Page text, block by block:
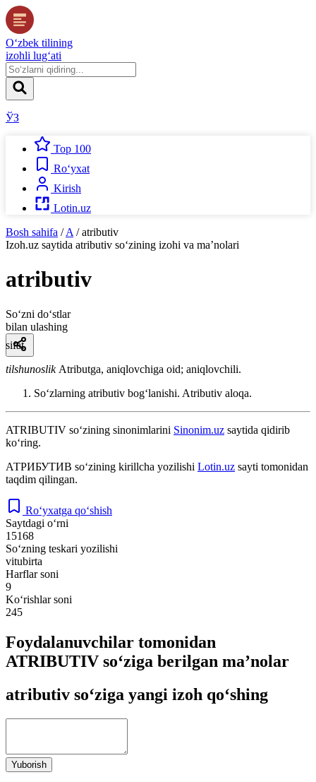
O‘zbek tilining
izohli lug‘ati
ЎЗ
Top 100
Ro‘yxat
Kirish
Lotin.uz
Bosh sahifa / A / atributiv
Izoh.uz saytida atributiv so‘zining izohi va ma’nolari
atributiv
So‘zni do‘stlar
bilan ulashing
sifat
tilshunoslik Atributga, aniqlovchiga oid; aniqlovchili.
Soʻzlarning atributiv bogʻlanishi. Atributiv aloqa.
ATRIBUTIV so‘zining sinonimlarini Sinonim.uz saytida qidirib
ko‘ring.
АТРИБУТИВ so‘zining kirillcha yozilishi Lotin.uz sayti tomonidan
taqdim qilingan.
Ro‘yxatga qo‘shish
Saytdagi o‘rni
15168
So‘zning teskari yozilishi
vitubirta
Harflar soni
9
Ko‘rishlar soni
245
Foydalanuvchilar tomonidan
ATRIBUTIV so‘ziga berilgan ma’nolar
atributiv so‘ziga yangi izoh qo‘shing
Yuborish